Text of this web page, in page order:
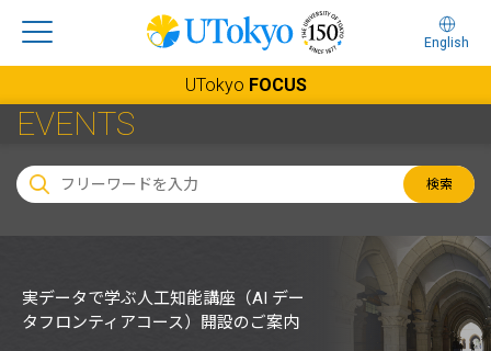
English
UTokyo FOCUS
EVENTS
検索
実データで学ぶ人工知能講座（AI デー
タフロンティアコース）開設のご案内